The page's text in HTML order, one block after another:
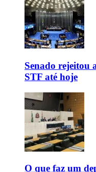
Senado rejeitou
STF até hoje
O que faz um